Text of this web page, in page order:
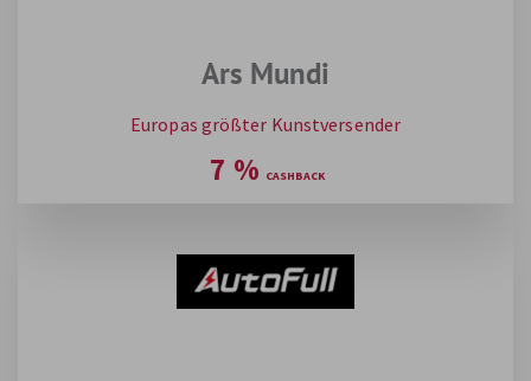
Ars Mundi
Europas größter Kunstversender
7 %